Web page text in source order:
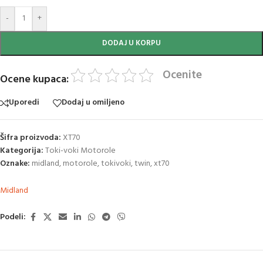
- +
DODAJ U KORPU
Ocene kupaca: Ocenite
Uporedi Dodaj u omiljeno
Šifra proizvoda: XT70
Kategorija:Toki-voki Motorole
Oznake: midland,motorole,tokivoki,twin,xt70
Midland
Podeli: